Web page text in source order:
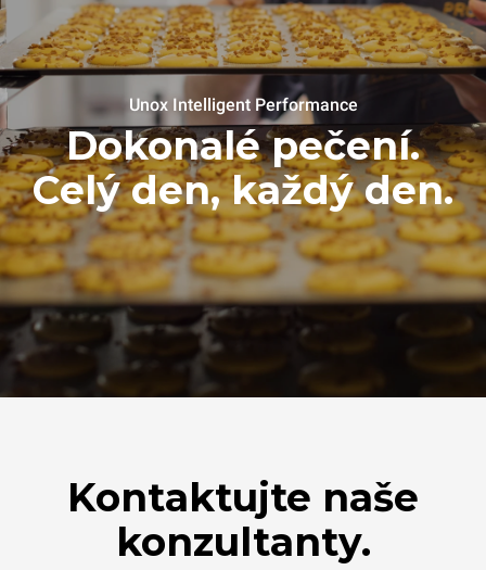
Unox Intelligent Performance
Dokonalé pečení.
Celý den, každý den.
Kontaktujte naše
konzultanty.